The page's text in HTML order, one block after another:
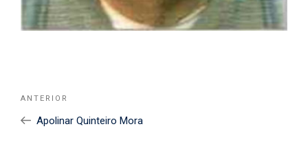
Navegación
entradas
Noticia
Anterior
ANTERIOR
Apolinar Quinteiro Mora